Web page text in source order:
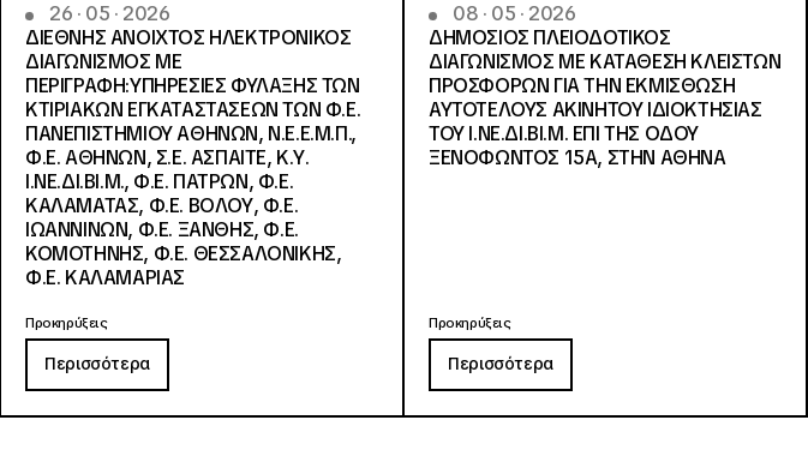
26 · 05 · 2026
ΔΙΕΘΝΗΣ ΑΝΟΙΧΤΟΣ ΗΛΕΚΤΡΟΝΙΚΟΣ
ΔΙΑΓΩΝΙΣΜΟΣ ΜΕ
ΠΕΡΙΓΡΑΦΗ:ΥΠΗΡΕΣΙΕΣ ΦΥΛΑΞΗΣ ΤΩΝ
ΚΤΙΡΙΑΚΩΝ ΕΓΚΑΤΑΣΤΑΣΕΩΝ ΤΩΝ Φ.Ε.
ΠΑΝΕΠΙΣΤΗΜΙΟΥ ΑΘΗΝΩΝ, Ν.Ε.Ε.Μ.Π.,
Φ.Ε. ΑΘΗΝΩΝ, Σ.Ε. ΑΣΠΑΙΤΕ, Κ.Υ.
Ι.ΝΕ.ΔΙ.ΒΙ.Μ., Φ.Ε. ΠΑΤΡΩΝ, Φ.Ε.
ΚΑΛΑΜΑΤΑΣ, Φ.Ε. ΒΟΛΟΥ, Φ.Ε.
ΙΩΑΝΝΙΝΩΝ, Φ.Ε. ΞΑΝΘΗΣ, Φ.Ε.
ΚΟΜΟΤΗΝΗΣ, Φ.Ε. ΘΕΣΣΑΛΟΝΙΚΗΣ,
Φ.Ε. ΚΑΛΑΜΑΡΙΑΣ
Προκηρύξεις
Περισσότερα
08 · 05 · 2026
ΔΗΜΟΣΙΟΣ ΠΛΕΙΟΔΟΤΙΚΟΣ
ΔΙΑΓΩΝΙΣΜΟΣ ΜΕ ΚΑΤΑΘΕΣΗ ΚΛΕΙΣΤΩΝ
ΠΡΟΣΦΟΡΩΝ ΓΙΑ ΤΗΝ ΕΚΜΙΣΘΩΣΗ
ΑΥΤΟΤΕΛΟΥΣ ΑΚΙΝΗΤΟΥ ΙΔΙΟΚΤΗΣΙΑΣ
ΤΟΥ Ι.ΝΕ.ΔΙ.ΒΙ.Μ. ΕΠΙ ΤΗΣ ΟΔΟΥ
ΞΕΝΟΦΩΝΤΟΣ 15Α, ΣΤΗΝ ΑΘΗΝΑ
Προκηρύξεις
Περισσότερα